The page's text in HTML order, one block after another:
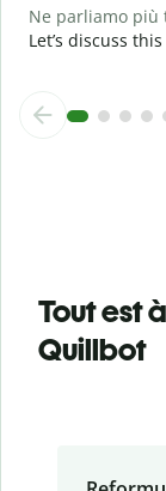
Ne parliamo più
Let’s discuss
Tout est
Quillbot